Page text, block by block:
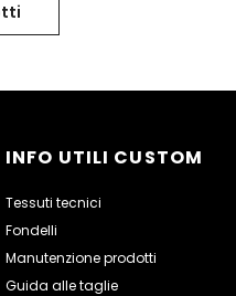
INFO UTILI CUSTOM
Tessuti tecnici
Fondelli
Manutenzione prodotti
Guida alle taglie